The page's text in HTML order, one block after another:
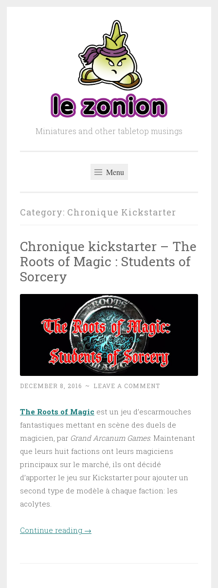
Miniatures and other tabletop musings
Menu
Category: Chronique Kickstarter
Chronique kickstarter – The
Roots of Magic : Students of
Sorcery
DECEMBER 8, 2016 ~ LEAVE A COMMENT
The Roots of Magic est un jeu d’escarmouches
fantastiques mettant en scène des duels de
magicien, par Grand Arcanum Games. Maintenant
que leurs huit factions ont leurs magiciens
principaux sur le marché, ils ont décidé
d’apporter le jeu sur Kickstarter pour ajouter un
second type de modèle à chaque faction: les
acolytes.
Continue reading “Chronique kickstarter – The
→